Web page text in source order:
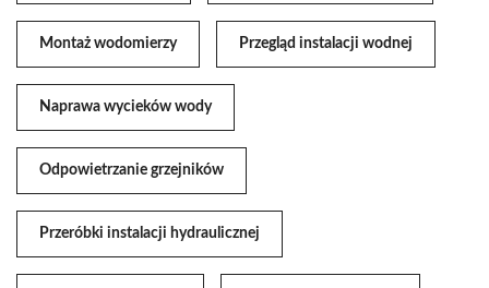
Montaż wodomierzy Przegląd instalacji wodnej
Naprawa wycieków wody
Odpowietrzanie grzejników
Przeróbki instalacji hydraulicznej